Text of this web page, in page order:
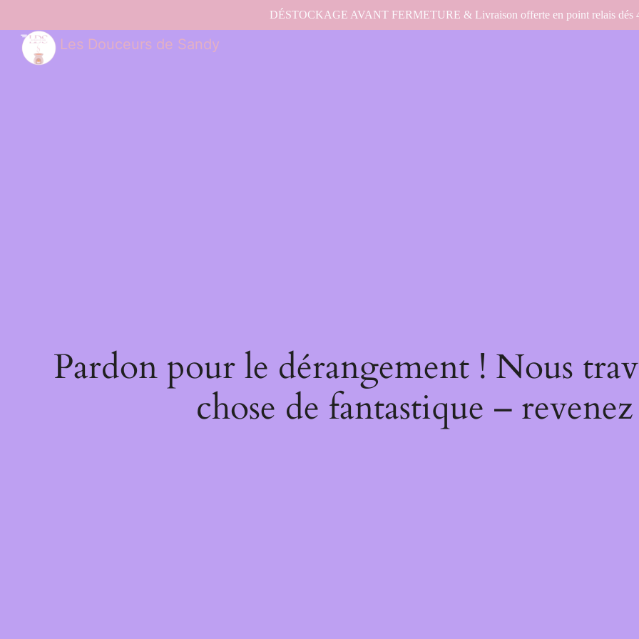
DÉSTOCKAGE AVANT FERMETURE & Livraison offerte en point relais dés
Les Douceurs de Sandy
Pardon pour le dérangement ! Nous
chose de fantastique –